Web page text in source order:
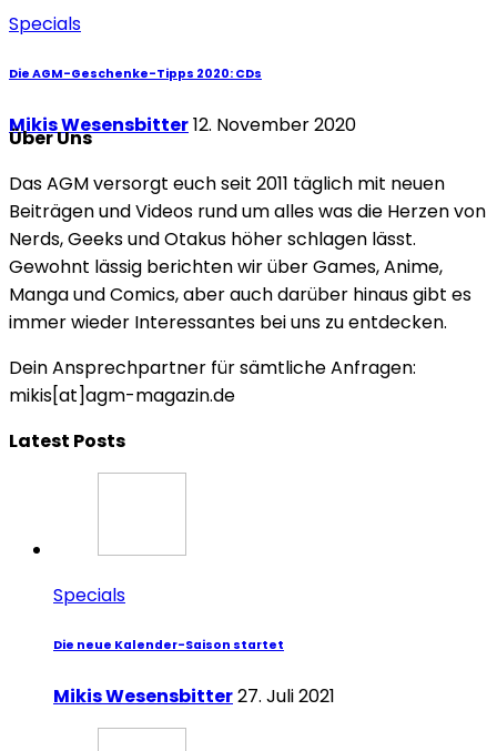
Specials
Die AGM-Geschenke-Tipps 2020: CDs
Mikis Wesensbitter12. November 2020
Über Uns
Das AGM versorgt euch seit 2011 täglich mit neuen
Beiträgen und Videos rund um alles was die Herzen von
Nerds, Geeks und Otakus höher schlagen lässt.
Gewohnt lässig berichten wir über Games, Anime,
Manga und Comics, aber auch darüber hinaus gibt es
immer wieder Interessantes bei uns zu entdecken.
Dein Ansprechpartner für sämtliche Anfragen:
mikis[at]agm-magazin.de
Latest Posts
Specials
Die neue Kalender-Saison startet
Mikis Wesensbitter27. Juli 2021